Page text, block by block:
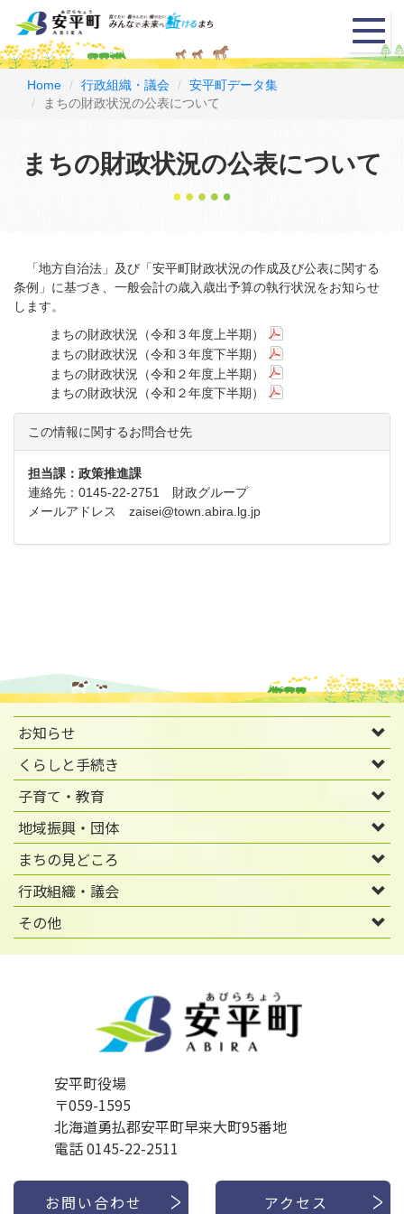
メ
ニ
ュ
Home 行政組織・議会
安平町データ集
まちの財政状況の公表について
まちの財政状況の公表について
「地方自治法」及び「安平町財政状況の作成及び公表に関する
条例」に基づき、一般会計の歳入歳出予算の執行状況をお知らせ
します。
まちの財政状況（令和３年度上半期）
まちの財政状況（令和３年度下半期）
まちの財政状況（令和２年度上半期）
まちの財政状況（令和２年度下半期）
この情報に関するお問合せ先
担当課：政策推進課
連絡先：0145-22-2751 財政グループ
メールアドレス zaisei@town.abira.lg.jp
お知らせ
くらしと手続き
子育て・教育
地域振興・団体
まちの見どころ
行政組織・議会
その他
安平町役場
〒059-1595
北海道勇払郡安平町早来大町95番地
電話 0145-22-2511
お問い合わせ アクセス